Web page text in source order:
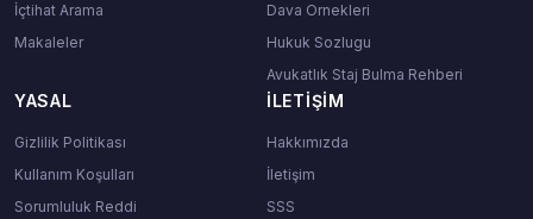
İçtihat Arama
Makaleler
Dava Ornekleri
Hukuk Sozlugu
Avukatlık Staj Bulma Rehberi
YASAL
Gizlilik Politikası
Kullanım Koşulları
Sorumluluk Reddi
İLETIŞIM
Hakkımızda
İletişim
SSS